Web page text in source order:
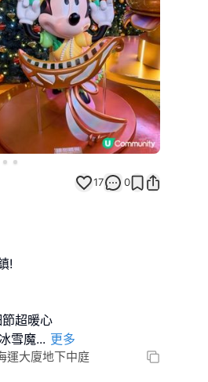
17 0
!
超暖心
雪魔... 更多
運大廈地下中庭